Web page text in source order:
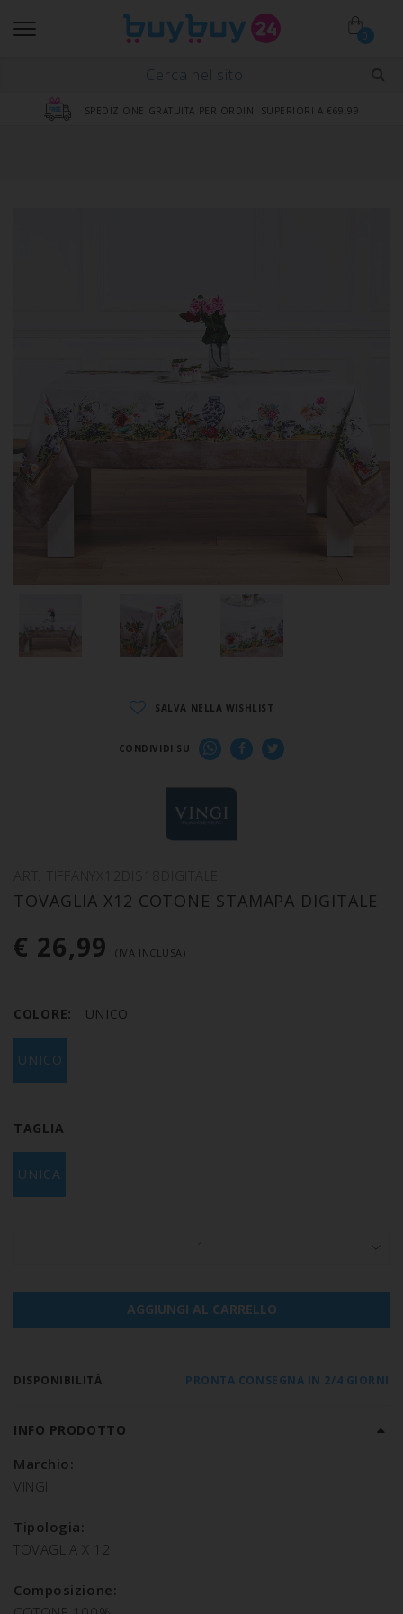
0
SPEDIZIONE GRATUITA PER ORDINI SUPERIORI A €69,99
SALVA NELLA WISHLIST
CONDIVIDI SU
TOVAGLIA X12 COTONE STAMAPA DIGITALE
€ 26,99 (IVA INCLUSA)
COLORE: UNICO
UNICO
TAGLIA
UNICA
1
AGGIUNGI AL CARRELLO
DISPONIBILITÀ PRONTA CONSEGNA IN 2/4 GIORNI
INFO PRODOTTO
Marchio:
VINGI
Tipologia:
TOVAGLIA X 12
Composizione: